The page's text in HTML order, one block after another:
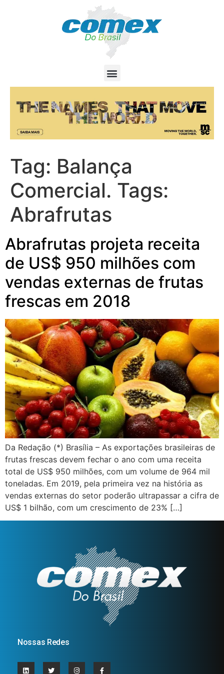
Tag: Balança
Comercial. Tags:
Abrafrutas
Abrafrutas projeta receita
de US$ 950 milhões com
vendas externas de frutas
frescas em 2018
Da Redação (*) Brasília – As exportações brasileiras de
frutas frescas devem fechar o ano com uma receita
total de US$ 950 milhões, com um volume de 964 mil
toneladas. Em 2019, pela primeira vez na história as
vendas externas do setor poderão ultrapassar a cifra de
US$ 1 bilhão, com um crescimento de 23% […]
Nossas Redes